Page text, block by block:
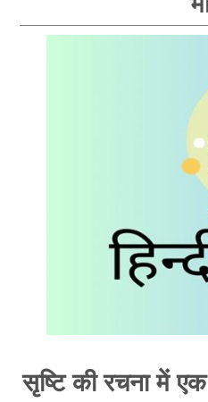
सृष्टि की रचना में